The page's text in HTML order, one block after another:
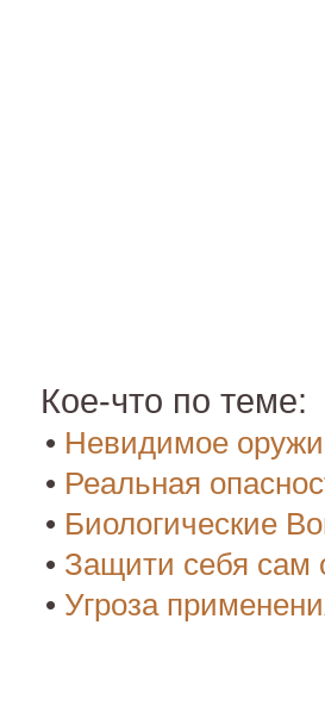
Кое-что по теме:
• Невидимое
• Реальная
• Биологические
• Защити себя сам
• Угроза